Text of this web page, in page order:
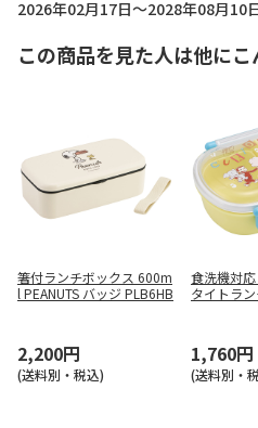
2026年02月17日～2028年08月10
この商品を見た人は他に
箸付ランチボックス 600m
l PEANUTS バッジ PLB6HB
2,200円
(送料別・税込)
食洗機対
タイトラ
1,760円
(送料別・